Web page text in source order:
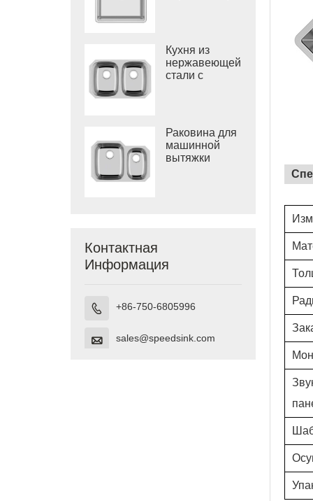
Кухня из
нержавеющей
стали с
Вьетнам,
глубокая
раковина
Раковина для
машинной
вытяжки
Контактная
Информация
 +86-750-6805996
 sales@speedsink.com